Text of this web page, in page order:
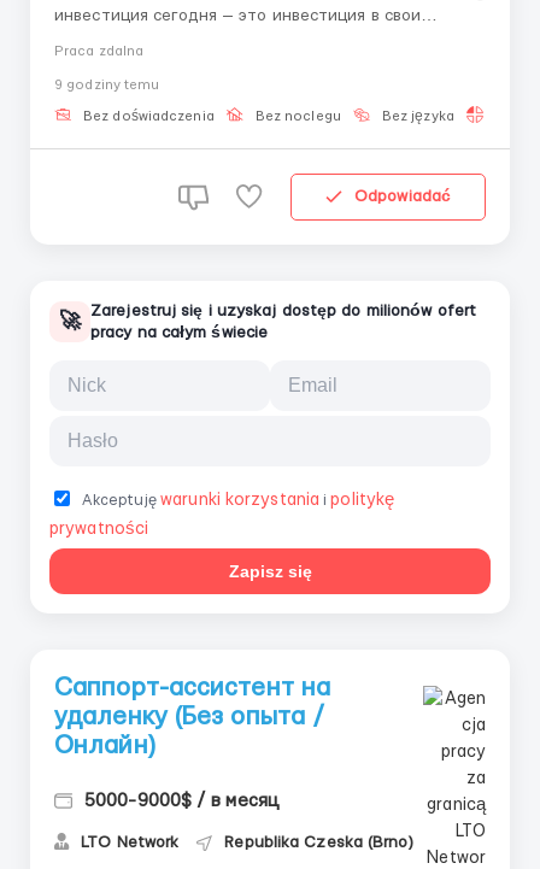
инвестиция сегодня — это инвестиция в свои
квартирой в Цюрихе предлагает тебе уникальный
старт карьеры с нуля. Мы обучаем амбициозных
Praca zdalna
9 godziny temu
Bez doświadczenia Bez noclegu Bez języka
Odpowiadać
🚀
Zarejestruj się i uzyskaj dostęp do milionów ofert
pracy na całym świecie
Akceptujęwarunki korzystania i politykę
prywatności
Zapisz się
Саппорт-ассистент на
удаленку (Без опыта /
Онлайн)
5000-9000$ / в месяц
LTO Network Republika Czeska (Brno)